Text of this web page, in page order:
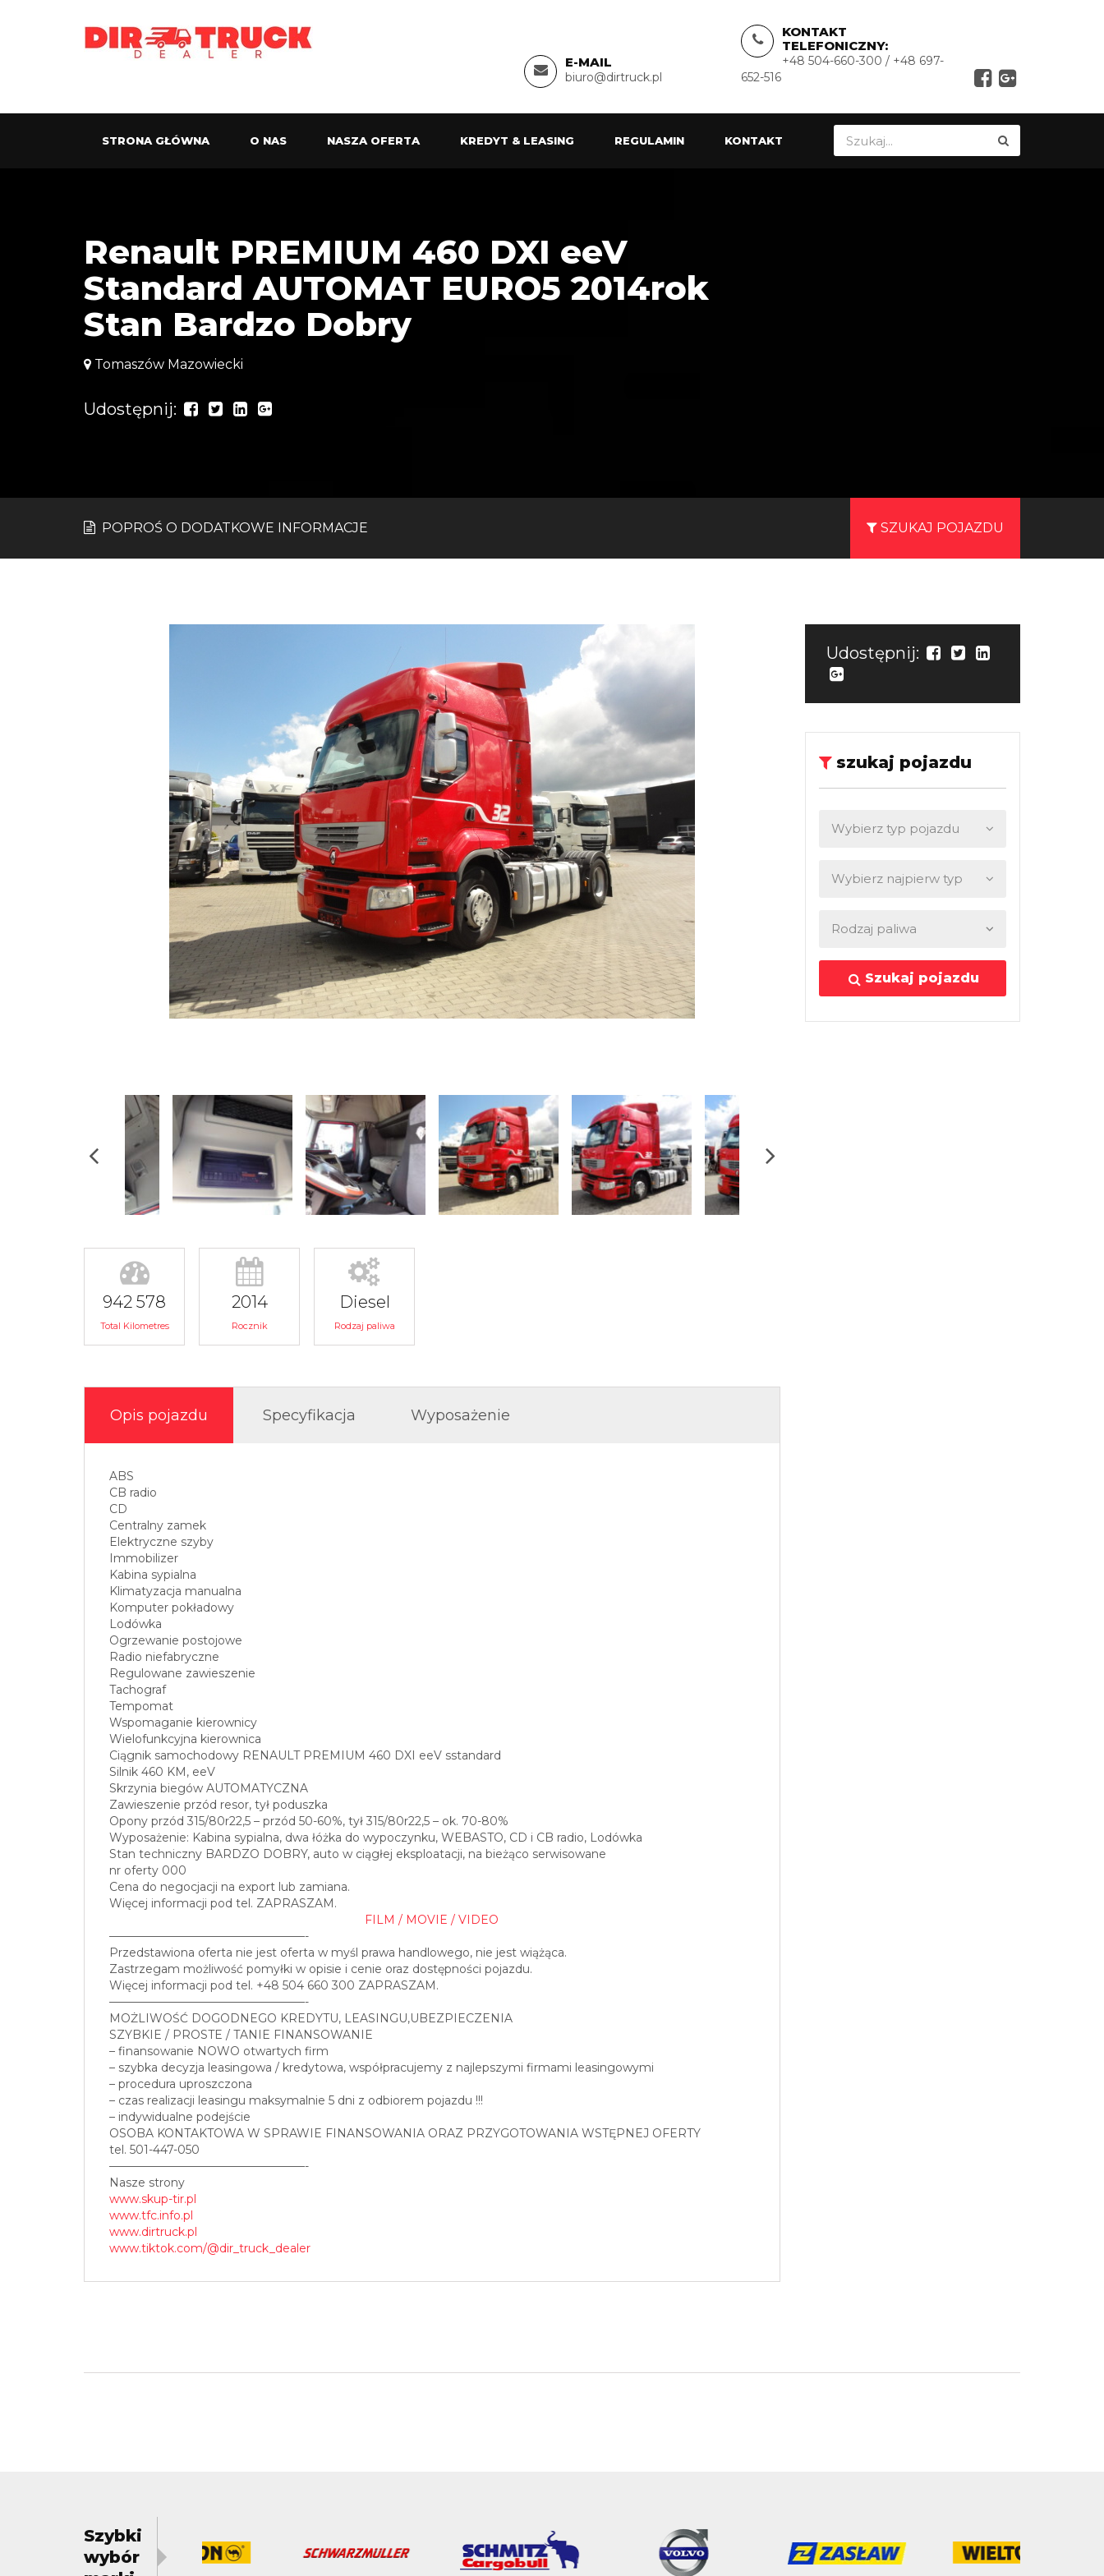
E-MAIL
biuro@dirtruck.pl
KONTAKT
TELEFONICZNY:
+48 504-660-300 / +48 697-
652-516
STRONA GŁÓWNA O NAS NASZA OFERTA KREDYT & LEASING REGULAMIN KONTAKT
Renault PREMIUM 460 DXI eeV
Standard AUTOMAT EURO5 2014rok
Stan Bardzo Dobry
Tomaszów Mazowiecki
Udostępnij:
SZUKAJ POJAZDU
POPROŚ O DODATKOWE INFORMACJE
942 578
Total Kilometres
2014
Rocznik
Diesel
Rodzaj paliwa
Opis pojazdu Specyfikacja Wyposażenie
ABS
CB radio
CD
Centralny zamek
Elektryczne szyby
Immobilizer
Kabina sypialna
Klimatyzacja manualna
Komputer pokładowy
Lodówka
Ogrzewanie postojowe
Radio niefabryczne
Regulowane zawieszenie
Tachograf
Tempomat
Wspomaganie kierownicy
Wielofunkcyjna kierownica
Ciągnik samochodowy RENAULT PREMIUM 460 DXI eeV sstandard
Silnik 460 KM, eeV
Skrzynia biegów AUTOMATYCZNA
Zawieszenie przód resor, tył poduszka
Opony przód 315/80r22,5 – przód 50-60%, tył 315/80r22,5 – ok. 70-80%
Wyposażenie: Kabina sypialna, dwa łóżka do wypoczynku, WEBASTO, CD i CB radio, Lodówka
Stan techniczny BARDZO DOBRY, auto w ciągłej eksploatacji, na bieżąco serwisowane
nr oferty 000
Cena do negocjacji na export lub zamiana.
Więcej informacji pod tel. ZAPRASZAM.
FILM / MOVIE / VIDEO
—————————————————-
Przedstawiona oferta nie jest oferta w myśl prawa handlowego, nie jest wiążąca.
Zastrzegam możliwość pomyłki w opisie i cenie oraz dostępności pojazdu.
Więcej informacji pod tel. +48 504 660 300 ZAPRASZAM.
—————————————————-
MOŻLIWOŚĆ DOGODNEGO KREDYTU, LEASINGU,UBEZPIECZENIA
SZYBKIE / PROSTE / TANIE FINANSOWANIE
– finansowanie NOWO otwartych firm
– szybka decyzja leasingowa / kredytowa, współpracujemy z najlepszymi firmami leasingowymi
– procedura uproszczona
– czas realizacji leasingu maksymalnie 5 dni z odbiorem pojazdu !!!
– indywidualne podejście
OSOBA KONTAKTOWA W SPRAWIE FINANSOWANIA ORAZ PRZYGOTOWANIA WSTĘPNEJ OFERTY
tel. 501-447-050
—————————————————-
Nasze strony
www.skup-tir.pl
www.tfc.info.pl
www.dirtruck.pl
www.tiktok.com/@dir_truck_dealer
Udostępnij:
szukaj pojazdu
Szukaj pojazdu
Szybki
wybór